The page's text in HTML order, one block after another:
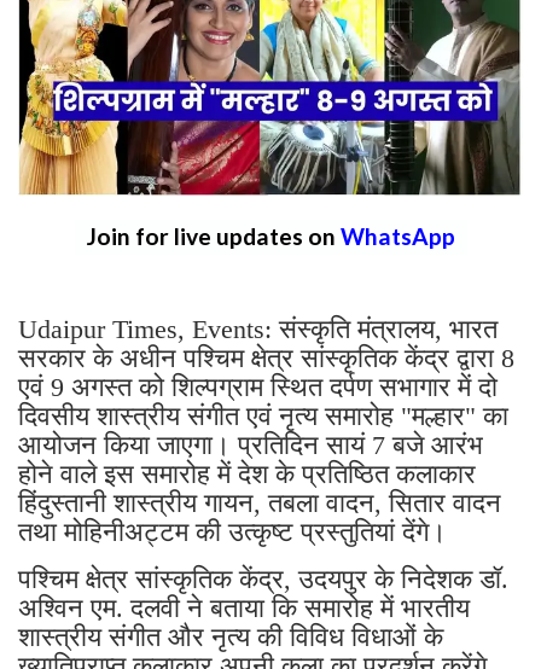
Join for live updates on WhatsApp
Udaipur Times, Events: संस्कृति मंत्रालय, भारत
सरकार के अधीन पश्चिम क्षेत्र सांस्कृतिक केंद्र द्वारा 8
एवं 9 अगस्त को शिल्पग्राम स्थित दर्पण सभागार में दो
दिवसीय शास्त्रीय संगीत एवं नृत्य समारोह "मल्हार" का
आयोजन किया जाएगा। प्रतिदिन सायं 7 बजे आरंभ
होने वाले इस समारोह में देश के प्रतिष्ठित कलाकार
हिंदुस्तानी शास्त्रीय गायन, तबला वादन, सितार वादन
तथा मोहिनीअट्टम की उत्कृष्ट प्रस्तुतियां देंगे।
पश्चिम क्षेत्र सांस्कृतिक केंद्र, उदयपुर के निदेशक डॉ.
अश्विन एम. दलवी ने बताया कि समारोह में भारतीय
शास्त्रीय संगीत और नृत्य की विविध विधाओं के